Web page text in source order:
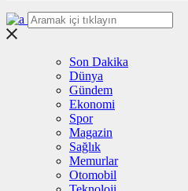
Son Dakika
Dünya
Gündem
Ekonomi
Spor
Magazin
Sağlık
Memurlar
Otomobil